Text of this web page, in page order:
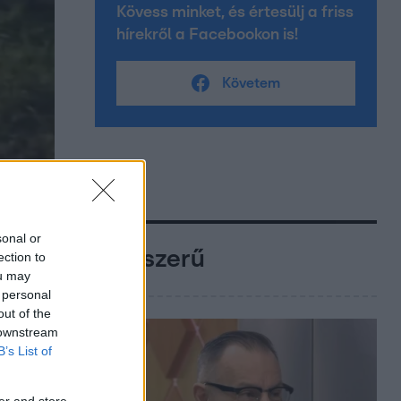
or
to
may
of the
List of
Kövess minket, és értesülj a friss
hírekről a Facebookon is!
Követem
Népszerű